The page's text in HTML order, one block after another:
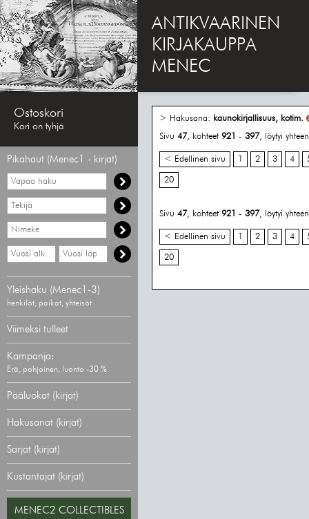
ANTIKVAARINEN
KIRJAKAUPPA
MENEC
Ostoskori
Kori on tyhjä
Pikahaut (Menec1 - kirjat)
Vapaa
haku
Hae
tekijää
Hae
nimekettä
Hae
vähimmäisvuosi
Hae
enimmäisvuosi
Yleishaku (Menec1-3)
henkilöt, paikat, yhteisöt
Viimeksi tulleet
Kampanja:
Erä, pohjoinen, luonto -30 %
Pääluokat (kirjat)
Hakusanat (kirjat)
Sarjat (kirjat)
Kustantajat (kirjat)
MENEC2 COLLECTIBLES
> Hakusana: kaunokirjallisuus, kotim.
Sivu 47, kohteet 921 - 397, löytyi
< Edellinen sivu 1 2 3 4
20
Sivu 47, kohteet 921 - 397, löytyi
< Edellinen sivu 1 2 3 4
20